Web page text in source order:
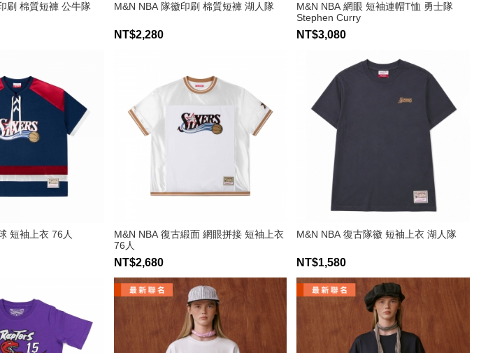
刷 棉質短褲 公牛隊 M&N NBA 隊徽印刷 棉質短褲 湖人隊
NT$2,280
M&N NBA 網眼 短袖連帽T恤 勇士隊
Stephen Curry
NT$3,080
短袖上衣 76人
M&N NBA 復古緞面 網眼拼接 短袖上衣
76人
NT$2,680
M&N NBA 復古隊徽 短袖上衣 湖人隊
NT$1,580